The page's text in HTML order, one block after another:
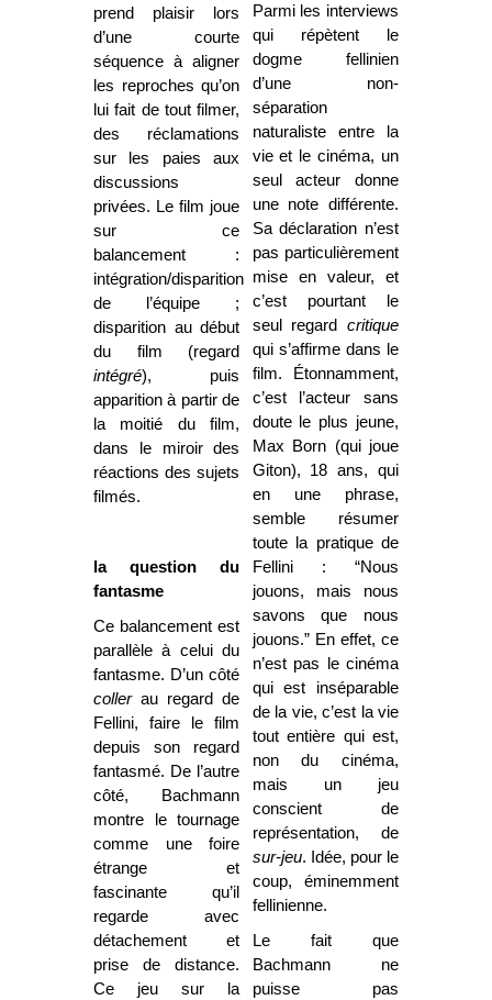
prend plaisir lors
d’une courte
séquence à aligner
les reproches qu’on
lui fait de tout filmer,
des réclamations
sur les paies aux
discussions
privées. Le film joue
sur ce
balancement :
intégration/disparition
de l’équipe ;
disparition au début
du film (regard
intégré), puis
apparition à partir de
la moitié du film,
dans le miroir des
réactions des sujets
filmés.
la question du
fantasme
Ce balancement est
parallèle à celui du
fantasme. D’un côté
collerau regard de
Fellini, faire le film
depuis son regard
fantasmé. De l’autre
côté, Bachmann
montre le tournage
comme une foire
étrange et
fascinante qu’il
regarde avec
détachement et
prise de distance.
Ce jeu sur la
Parmi les interviews
qui répètent le
dogme fellinien
d’une non-
séparation
naturaliste entre la
vie et le cinéma, un
seul acteur donne
une note différente.
Sa déclaration n’est
pas particulièrement
mise en valeur, et
c’est pourtant le
seul regard critique
qui s’affirme dans le
film. Étonnamment,
c’est l’acteur sans
doute le plus jeune,
Max Born (qui joue
Giton), 18 ans, qui
en une phrase,
semble résumer
toute la pratique de
Fellini : “Nous
jouons, mais nous
savons que nous
jouons.” En effet, ce
n’est pas le cinéma
qui est inséparable
de la vie, c’est la vie
tout entière qui est,
non du cinéma,
mais un jeu
conscient de
représentation, de
sur-jeu. Idée, pour le
coup, éminemment
fellinienne.
Le fait que
Bachmann ne
puisse pas